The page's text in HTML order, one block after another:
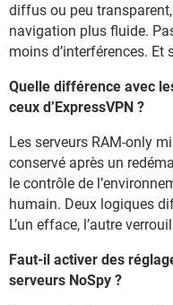
diffus ou peu
navigation plus fluide.
moins d’interférences. Et
Quelle différence avec
ceux d’ExpressVPN ?
Les serveurs RAM-only
conservé après un
le contrôle de
humain. Deux logiques
L’un efface, l’autre
Faut-il activer des
serveurs NoSpy ?